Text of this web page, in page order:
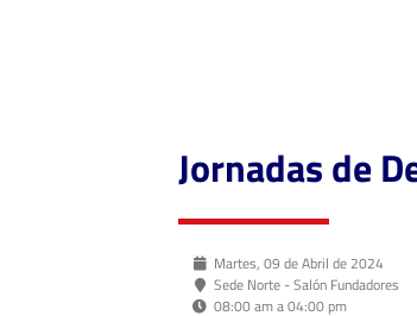
Jornadas de
Martes, 09 de Abril de 2024
Sede Norte - Salón Fundadores
08:00 am a 04:00 pm